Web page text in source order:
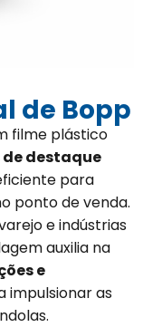
de Bopp
filme plástico
destaque
para
ponto de venda.
e indústrias
auxilia na
e
impulsionar as